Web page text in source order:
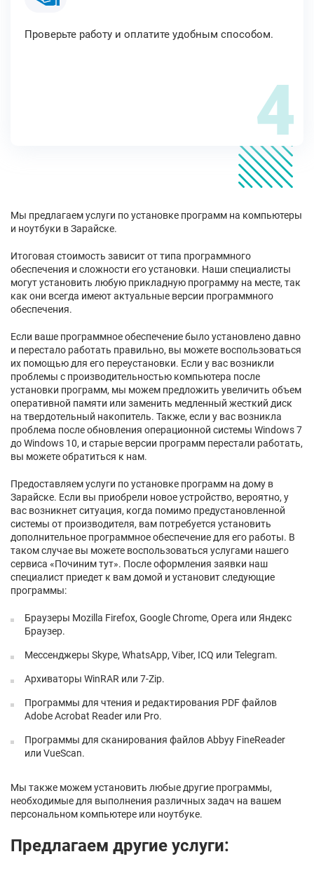
Проверьте работу и оплатите удобным способом.
4
Мы предлагаем услуги по установке программ на компьютеры
и ноутбуки в Зарайске.
Итоговая стоимость зависит от типа программного
обеспечения и сложности его установки. Наши специалисты
могут установить любую прикладную программу на месте, так
как они всегда имеют актуальные версии программного
обеспечения.
Если ваше программное обеспечение было установлено давно
и перестало работать правильно, вы можете воспользоваться
их помощью для его переустановки. Если у вас возникли
проблемы с производительностью компьютера после
установки программ, мы можем предложить увеличить объем
оперативной памяти или заменить медленный жесткий диск
на твердотельный накопитель. Также, если у вас возникла
проблема после обновления операционной системы Windows 7
до Windows 10, и старые версии программ перестали работать,
вы можете обратиться к нам.
Предоставляем услуги по установке программ на дому в
Зарайске. Если вы приобрели новое устройство, вероятно, у
вас возникнет ситуация, когда помимо предустановленной
системы от производителя, вам потребуется установить
дополнительное программное обеспечение для его работы. В
таком случае вы можете воспользоваться услугами нашего
сервиса «Починим тут». После оформления заявки наш
специалист приедет к вам домой и установит следующие
программы:
Браузеры Mozilla Firefox, Google Chrome, Opera или Яндекс
Браузер.
Мессенджеры Skype, WhatsApp, Viber, ICQ или Telegram.
Архиваторы WinRAR или 7-Zip.
Программы для чтения и редактирования PDF файлов
Adobe Acrobat Reader или Pro.
Программы для сканирования файлов Abbyy FineReader
или VueScan.
Мы также можем установить любые другие программы,
необходимые для выполнения различных задач на вашем
персональном компьютере или ноутбуке.
Предлагаем другие услуги: